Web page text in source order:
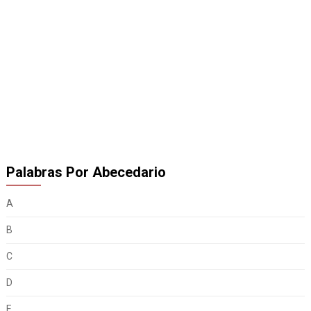
Palabras Por Abecedario
A
B
C
D